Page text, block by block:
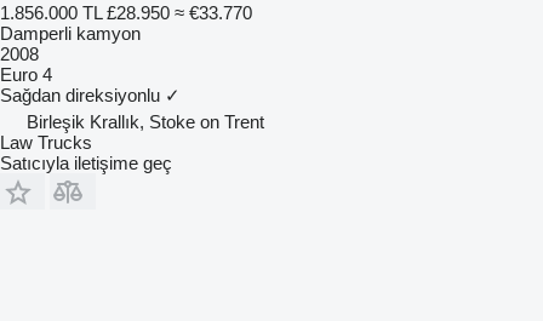
1.856.000 TL £28.950 ≈ €33.770
Damperli kamyon
2008
Euro 4
Sağdan direksiyonlu ✓
Birleşik Krallık, Stoke on Trent
Law Trucks
Satıcıyla iletişime geç